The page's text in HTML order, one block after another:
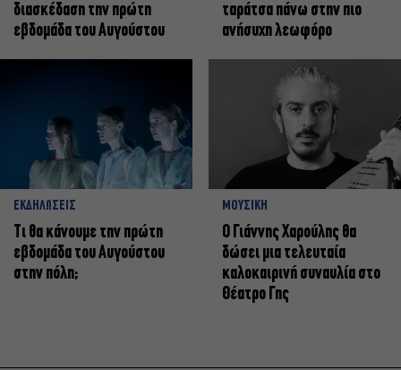
διασκέδαση την πρώτη
εβδομάδα του Αυγούστου
ταράτσα πάνω στην πιο
ανήσυχη λεωφόρο
ΕΚΔΗΛΩΣΕΙΣ
Τι θα κάνουμε την πρώτη
εβδομάδα του Αυγούστου
στην πόλη;
ΜΟΥΣΙΚΗ
Ο Γιάννης Χαρούλης θα
δώσει μια τελευταία
καλοκαιρινή συναυλία στο
Θέατρο Γης